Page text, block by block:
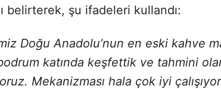
belirterek, şu ifadeleri kullandı:
Doğu Anadolu’nun en eski kahve
katında keşfettik ve tahmini
Mekanizması hala çok iyi